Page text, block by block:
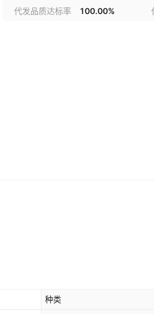
每次剪25公斤电机防
代发品质达标率
100.00%
种类